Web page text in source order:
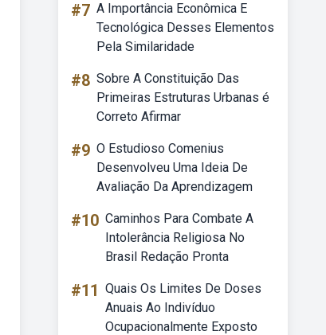
#7 A Importância Econômica E
Tecnológica Desses Elementos
Pela Similaridade
#8 Sobre A Constituição Das
Primeiras Estruturas Urbanas é
Correto Afirmar
#9 O Estudioso Comenius
Desenvolveu Uma Ideia De
Avaliação Da Aprendizagem
#10 Caminhos Para Combate A
Intolerância Religiosa No
Brasil Redação Pronta
#11 Quais Os Limites De Doses
Anuais Ao Indivíduo
Ocupacionalmente Exposto